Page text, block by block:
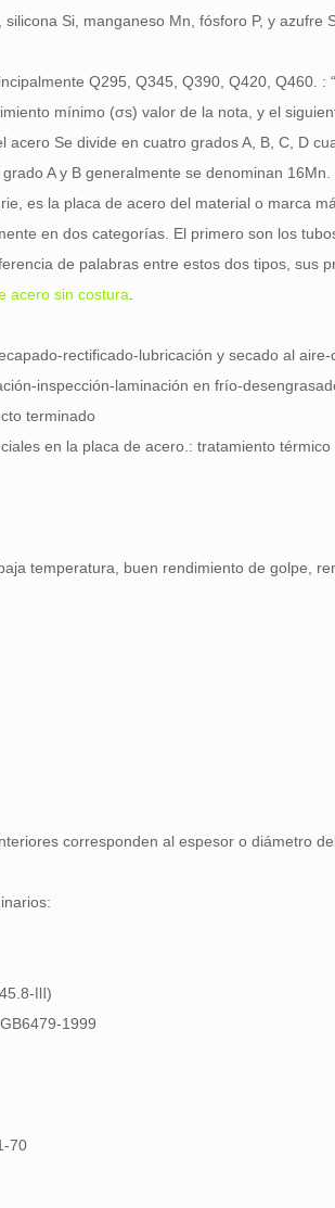
Si, manganeso Mn, fósforo P, y azufre
Q295, Q345, Q390, Q420, Q460. :
mínimo (σs) valor de la nota, y el
Se divide en cuatro grados A, B, C, D
A y B generalmente se denominan 16Mn.
es la placa de acero del material o marca
en dos categorías. El primero son los
de palabras entre estos dos tipos, sus
acero sin costura
rectificado-lubricación y secado al aire-
inspección-laminación en frío-
terminado
en la placa de acero.: tratamiento
temperatura, buen rendimiento de golpe,
corresponden al espesor o diámetro
Ⅲ)
1999
70